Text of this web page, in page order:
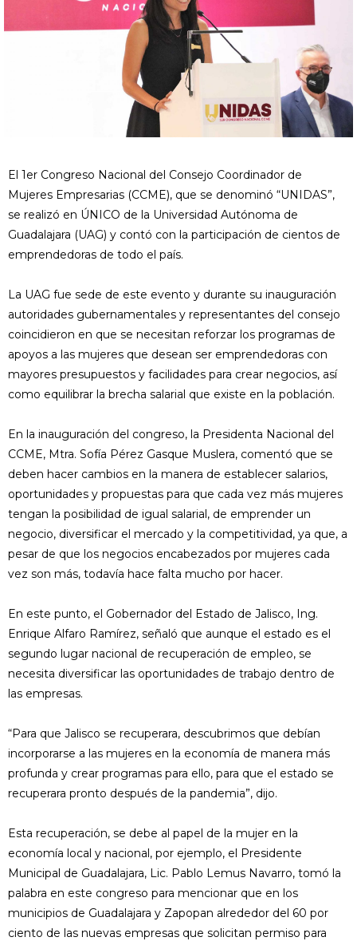
El 1er Congreso Nacional del Consejo Coordinador de
Mujeres Empresarias (CCME), que se denominó “UNIDAS”,
se realizó en ÚNICO de la Universidad Autónoma de
Guadalajara (UAG) y contó con la participación de cientos de
emprendedoras de todo el país.
La UAG fue sede de este evento y durante su inauguración
autoridades gubernamentales y representantes del consejo
coincidieron en que se necesitan reforzar los programas de
apoyos a las mujeres que desean ser emprendedoras con
mayores presupuestos y facilidades para crear negocios, así
como equilibrar la brecha salarial que existe en la población.
En la inauguración del congreso, la Presidenta Nacional del
CCME, Mtra. Sofía Pérez Gasque Muslera, comentó que se
deben hacer cambios en la manera de establecer salarios,
oportunidades y propuestas para que cada vez más mujeres
tengan la posibilidad de igual salarial, de emprender un
negocio, diversificar el mercado y la competitividad, ya que, a
pesar de que los negocios encabezados por mujeres cada
vez son más, todavía hace falta mucho por hacer.
En este punto, el Gobernador del Estado de Jalisco, Ing.
Enrique Alfaro Ramírez, señaló que aunque el estado es el
segundo lugar nacional de recuperación de empleo, se
necesita diversificar las oportunidades de trabajo dentro de
las empresas.
“Para que Jalisco se recuperara, descubrimos que debían
incorporarse a las mujeres en la economía de manera más
profunda y crear programas para ello, para que el estado se
recuperara pronto después de la pandemia”, dijo.
Esta recuperación, se debe al papel de la mujer en la
economía local y nacional, por ejemplo, el Presidente
Municipal de Guadalajara, Lic. Pablo Lemus Navarro, tomó la
palabra en este congreso para mencionar que en los
municipios de Guadalajara y Zapopan alrededor del 60 por
ciento de las nuevas empresas que solicitan permiso para